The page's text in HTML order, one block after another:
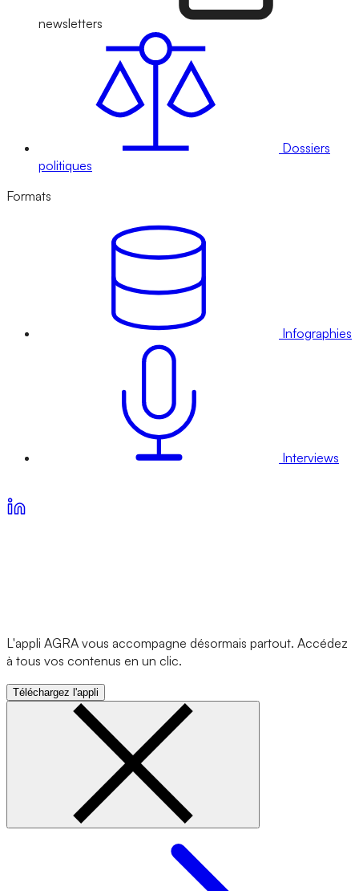
newsletters
Dossiers
politiques
Formats
Infographies
Interviews
L'appli AGRA vous accompagne désormais partout. Accédez
à tous vos contenus en un clic.
Téléchargez l'appli